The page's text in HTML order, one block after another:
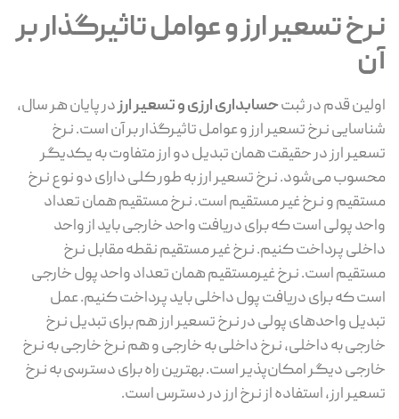
تسعیر ارز و عوامل تاثیرگذار بر
قدم در ثبتحسابداری ارزی و تسعیر ارزدر پایان هر سال،
نرخ تسعیر ارز و عوامل تاثیرگذار بر آن است. نرخ
ارز در حقیقت همان تبدیل دو ارز متفاوت به یکدیگر
می‌شود. نرخ تسعیر ارز به طور کلی دارای دو نوع نرخ
و نرخ غیر مستقیم است. نرخ‌ مستقیم همان تعداد
پولی است که برای دریافت واحد خارجی باید از واحد
پرداخت کنیم. نرخ غیر مستقیم نقطه مقابل نرخ
است. نرخ غیر‌مستقیم همان تعداد واحد پول خارجی
که برای دریافت پول داخلی باید پرداخت کنیم. عمل
واحد‌های پولی در نرخ تسعیر ارز هم برای تبدیل نرخ
به داخلی، نرخ داخلی به خارجی و هم نرخ خارجی به نرخ
دیگر امکان‌پذیر است. بهترین راه برای دسترسی به نرخ
ارز، استفاده از نرخ ارز در دسترس است.